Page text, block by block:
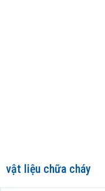
vật liệu chữa cháy